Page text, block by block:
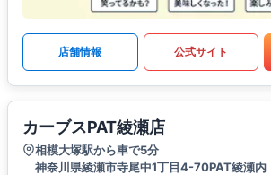
店舗情報 公式サイト
カーブスPAT綾瀬店
相模大塚駅から車で5分
神奈川県綾瀬市寺尾中1丁目4-70PAT綾瀬内